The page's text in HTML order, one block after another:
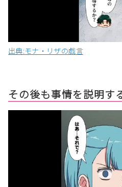
出典:モナ・リザの戯言
その後も事情を説明す